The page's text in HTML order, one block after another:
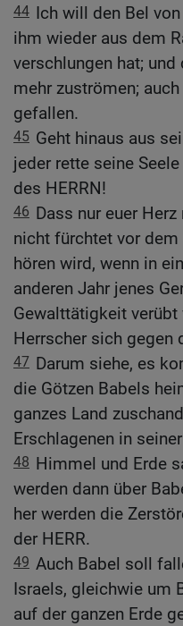
44 Ich will den Bel
ihm wieder aus dem
verschlungen hat;
mehr zuströmen;
gefallen.
45 Geht hinaus aus
jeder rette seine
des HERRN!
46 Dass nur euer
nicht fürchtet vor
hören wird, wenn in
anderen Jahr jenes
Gewalttätigkeit
Herrscher sich gegen
47 Darum siehe, es
die Götzen Babels
ganzes Land
Erschlagenen in
48 Himmel und Erde
werden dann über
her werden die
der HERR.
49 Auch Babel soll
Israels, gleichwie um
auf der ganzen Erde